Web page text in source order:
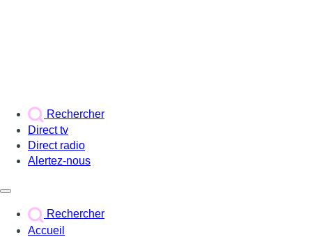
Rechercher
Direct tv
Direct radio
Alertez-nous
Rechercher
Accueil